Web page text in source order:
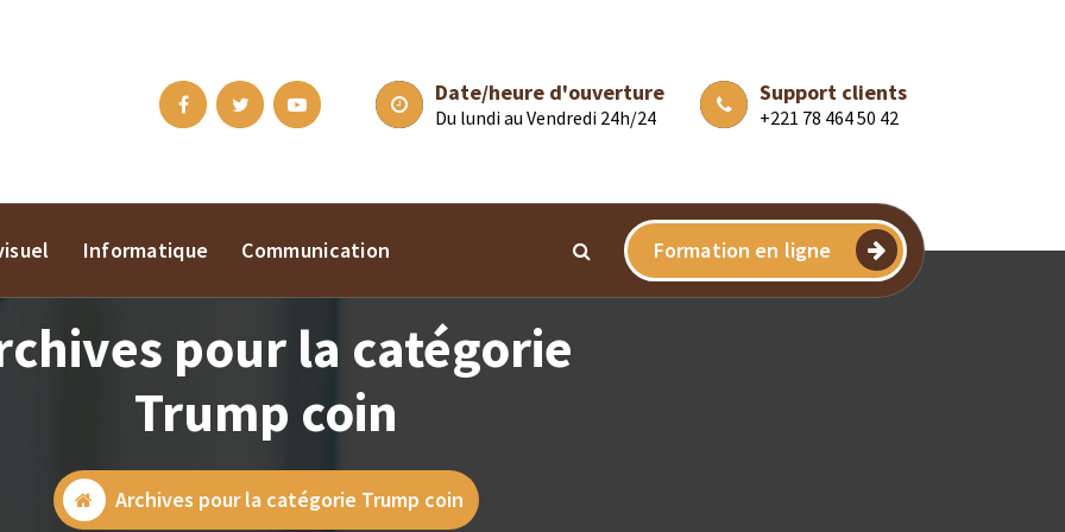
Date/heure d'ouverture
Du lundi au Vendredi 24h/24
Support clients
+221 78 464 50 42
Informatique Communication Formation en ligne
pour la catégorie
Trump coin
Archives pour la catégorie Trump coin